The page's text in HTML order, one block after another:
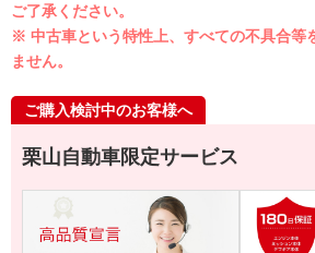
ご了承ください。
※ 中古車という特性上、すべての不具合等
ません。
ご購入検討中のお客様へ
栗山自動車限定サービス